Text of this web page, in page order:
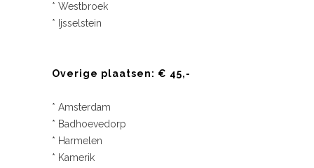
* Westbroek
* Ijsselstein
Overige plaatsen: € 45,-
* Amsterdam
* Badhoevedorp
* Harmelen
* Kamerik